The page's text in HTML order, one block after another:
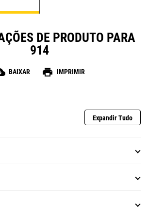
DE PRODUTO PARA
914
BAIXAR print IMPRIMIR
Expandir Tudo